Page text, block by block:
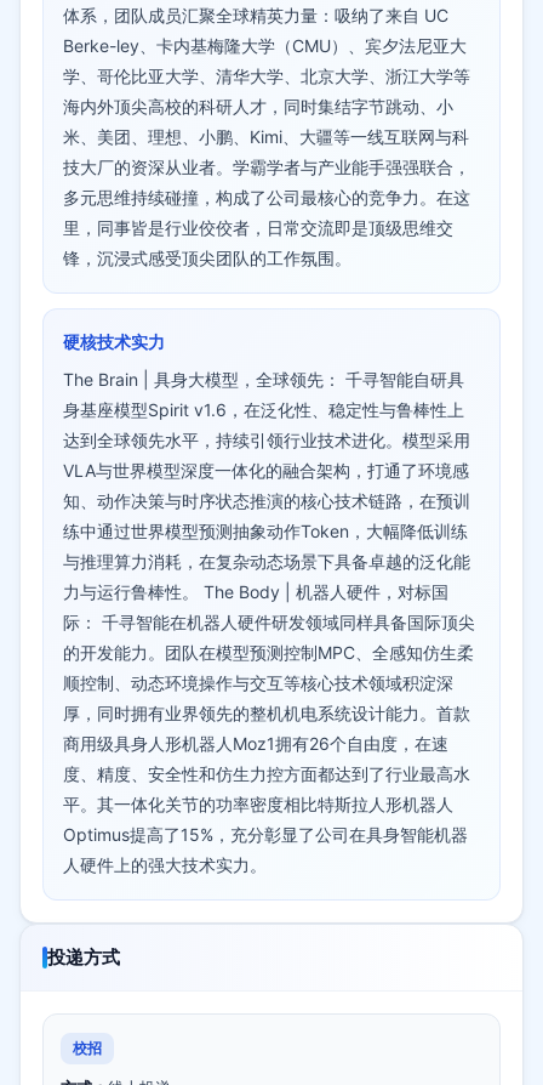
体系，团队成员汇聚全球精英力量：吸纳了来自 UC
Berke-ley、卡内基梅隆大学（CMU）、宾夕法尼亚大
学、哥伦比亚大学、清华大学、北京大学、浙江大学等
海内外顶尖高校的科研人才，同时集结字节跳动、小
米、美团、理想、小鹏、Kimi、大疆等一线互联网与科
技大厂的资深从业者。学霸学者与产业能手强强联合，
多元思维持续碰撞，构成了公司最核心的竞争力。在这
里，同事皆是行业佼佼者，日常交流即是顶级思维交
锋，沉浸式感受顶尖团队的工作氛围。
硬核技术实力
The Brain | 具身大模型，全球领先： 千寻智能自研具
身基座模型Spirit v1.6，在泛化性、稳定性与鲁棒性上
达到全球领先水平，持续引领行业技术进化。模型采用
VLA与世界模型深度一体化的融合架构，打通了环境感
知、动作决策与时序状态推演的核心技术链路，在预训
练中通过世界模型预测抽象动作Token，大幅降低训练
与推理算力消耗，在复杂动态场景下具备卓越的泛化能
力与运行鲁棒性。 The Body | 机器人硬件，对标国
际： 千寻智能在机器人硬件研发领域同样具备国际顶尖
的开发能力。团队在模型预测控制MPC、全感知仿生柔
顺控制、动态环境操作与交互等核心技术领域积淀深
厚，同时拥有业界领先的整机机电系统设计能力。首款
商用级具身人形机器人Moz1拥有26个自由度，在速
度、精度、安全性和仿生力控方面都达到了行业最高水
平。其一体化关节的功率密度相比特斯拉人形机器人
Optimus提高了15%，充分彰显了公司在具身智能机器
人硬件上的强大技术实力。
投递方式
校招